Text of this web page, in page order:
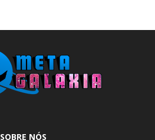
SOBRE NÓS